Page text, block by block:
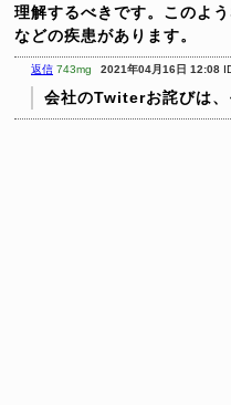
理解するべきです。このよ
などの疾患があります。
返信 743mg 2021年04月16日 12:08
会社のTwiterお詫びは